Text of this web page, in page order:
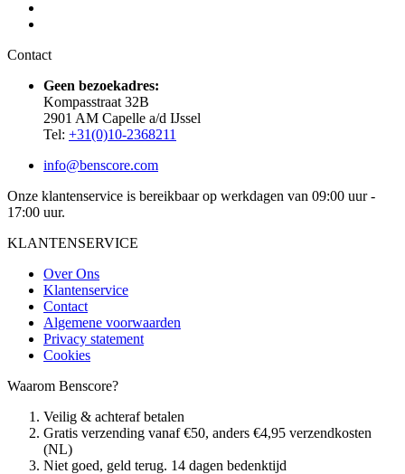
Contact
Geen bezoekadres:
Kompasstraat 32B
2901 AM Capelle a/d IJssel
Tel: +31(0)10-2368211
info@benscore.com
Onze klantenservice is bereikbaar op werkdagen van 09:00 uur -
17:00 uur.
KLANTENSERVICE
Over Ons
Klantenservice
Contact
Algemene voorwaarden
Privacy statement
Cookies
Waarom Benscore?
Veilig & achteraf betalen
Gratis verzending vanaf €50, anders €4,95 verzendkosten
(NL)
Niet goed, geld terug. 14 dagen bedenktijd